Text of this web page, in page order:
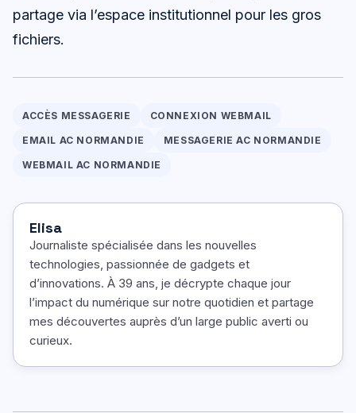
partage via l’espace institutionnel pour les gros
fichiers.
ACCÈS MESSAGERIE CONNEXION WEBMAIL
EMAIL AC NORMANDIE MESSAGERIE AC NORMANDIE
WEBMAIL AC NORMANDIE
Elisa
Journaliste spécialisée dans les nouvelles
technologies, passionnée de gadgets et
d’innovations. À 39 ans, je décrypte chaque jour
l’impact du numérique sur notre quotidien et partage
mes découvertes auprès d’un large public averti ou
curieux.